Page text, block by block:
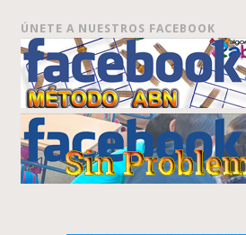
ÚNETE A NUESTROS FACEBOOK